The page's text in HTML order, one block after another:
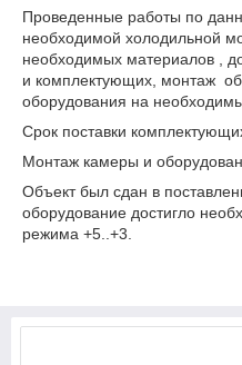
Проведенные работы по
необходимой холодильной
необходимых материалов ,
и комплектующих, монтаж
оборудования на
Срок поставки
Монтаж камеры и
Объект был сдан в
оборудование достигло
режима +5..+3.